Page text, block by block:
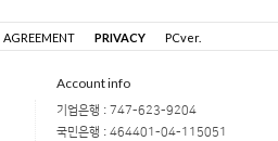
AGREEMENT PRIVACY PCver.
Account info
기업은행 : 747-623-9204
국민은행 : 464401-04-115051